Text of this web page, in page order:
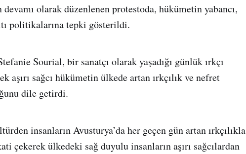
olarak düzenlenen protestoda, hükümetin yabancı,
politikalarına tepki gösterildi.
Sourial, bir sanatçı olarak yaşadığı günlük ırkçı
aşırı sağcı hükümetin ülkede artan ırkçılık ve nefret
dile getirdi.
insanların Avusturya’da her geçen gün artan ırkçılıkla
çekerek ülkedeki sağ duyulu insanların aşırı sağcılardan